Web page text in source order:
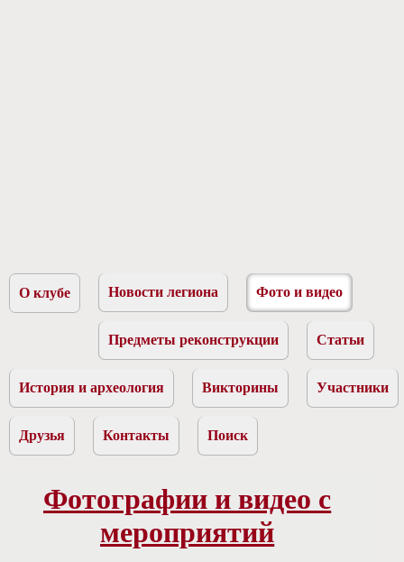
О клубе Новости легиона Фото и видео
Предметы реконструкции Статьи
История и археология Викторины Участники
Друзья Контакты Поиск
Фотографии и видео с
мероприятий